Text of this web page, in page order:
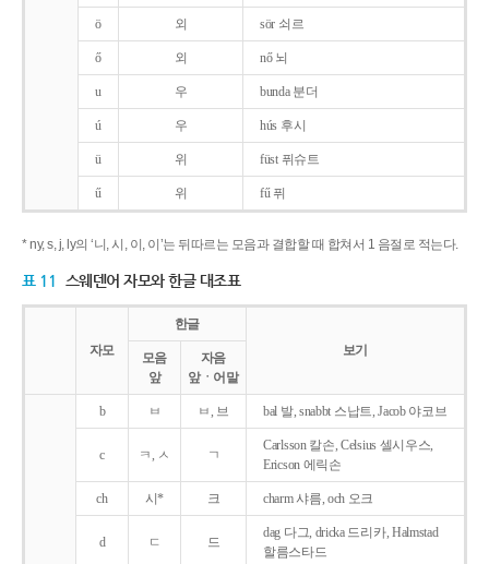
ö 외 sör 쇠르
ő 외 nő 뇌
u 우 bunda 분더
ú 우 hús 후시
ü 위 füst 퓌슈트
ű 위 fű 퓌
* ny, s, j, ly의 ‘니, 시, 이, 이’는 뒤따르는 모음과 결합할 때 합쳐서 1 음절로 적는다.
표 11 스웨덴어 자모와 한글 대조표
자모
한글
보기
모음
앞
자음
앞ㆍ어말
b ㅂ ㅂ, 브 bal 발, snabbt 스납트, Jacob 야코브
c ㅋ, ㅅ ㄱ
Carlsson 칼손, Celsius 셀시우스,
Ericson 에릭손
ch 시* 크 charm 샤름, och 오크
d ㄷ 드
dag 다그, dricka 드리카, Halmstad
할름스타드